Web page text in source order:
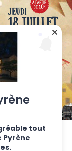
tout
Pyrène